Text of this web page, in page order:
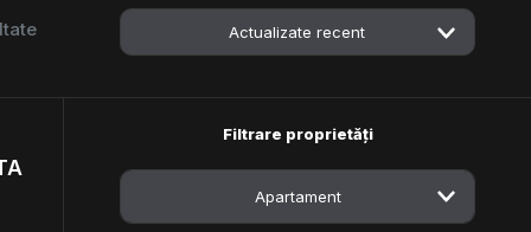
Actualizate recent
Filtrare proprietăți
Apartament